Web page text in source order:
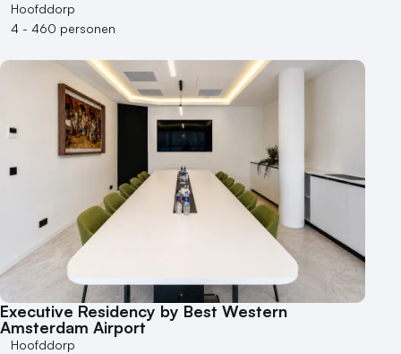
Hoofddorp
4 - 460 personen
Executive Residency by Best Western
Amsterdam Airport
Hoofddorp